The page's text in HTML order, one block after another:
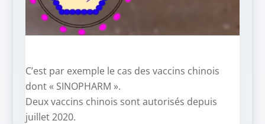
C’est par exemple le cas des vaccins chinois
dont « SINOPHARM ».
Deux vaccins chinois sont autorisés depuis
juillet 2020.